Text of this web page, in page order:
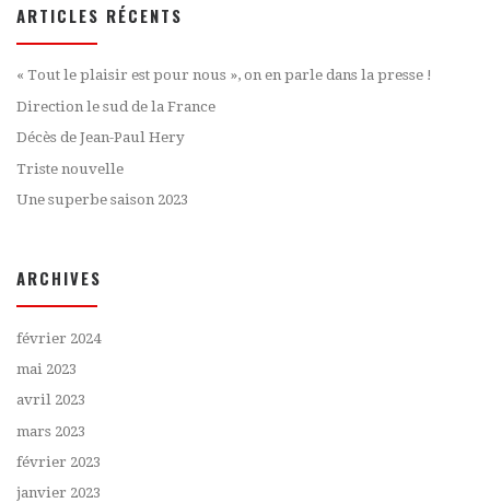
ARTICLES RÉCENTS
« Tout le plaisir est pour nous », on en parle dans la presse !
Direction le sud de la France
Décès de Jean-Paul Hery
Triste nouvelle
Une superbe saison 2023
ARCHIVES
février 2024
mai 2023
avril 2023
mars 2023
février 2023
janvier 2023